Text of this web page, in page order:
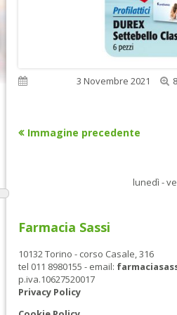
Pubblicato3 Novembre 2021
Immagine precedente
lunedì -
Farmacia Sassi
10132 Torino - corso Casale, 316
tel 011 8980155 - email:
p.iva.10627520017
Privacy Policy